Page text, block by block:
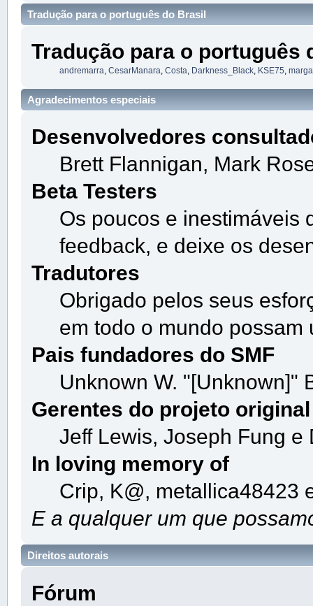
Tradução para o português do Brasil
Tradução para o português
andremarra CesarManara Costa Darkness_Black, KSE75
Agradecimentos especiais
Desenvolvedores
Brett Flannigan, Mark
Beta Testers
Os poucos e inestimáveis
feedback, e deixe os
Tradutores
Obrigado pelos seus
em todo o mundo possam
Pais fundadores do SMF
Unknown W. "[Unknown]"
Gerentes do projeto original
Jeff Lewis, Joseph Fung e
In loving memory of
Crip, K@, metallica48423
E a qualquer um que
Direitos autorais
Fórum